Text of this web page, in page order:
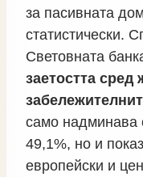
за пасивната
статистически.
Световната
заетостта сред
само надминава
49,1%, но и
европейски и